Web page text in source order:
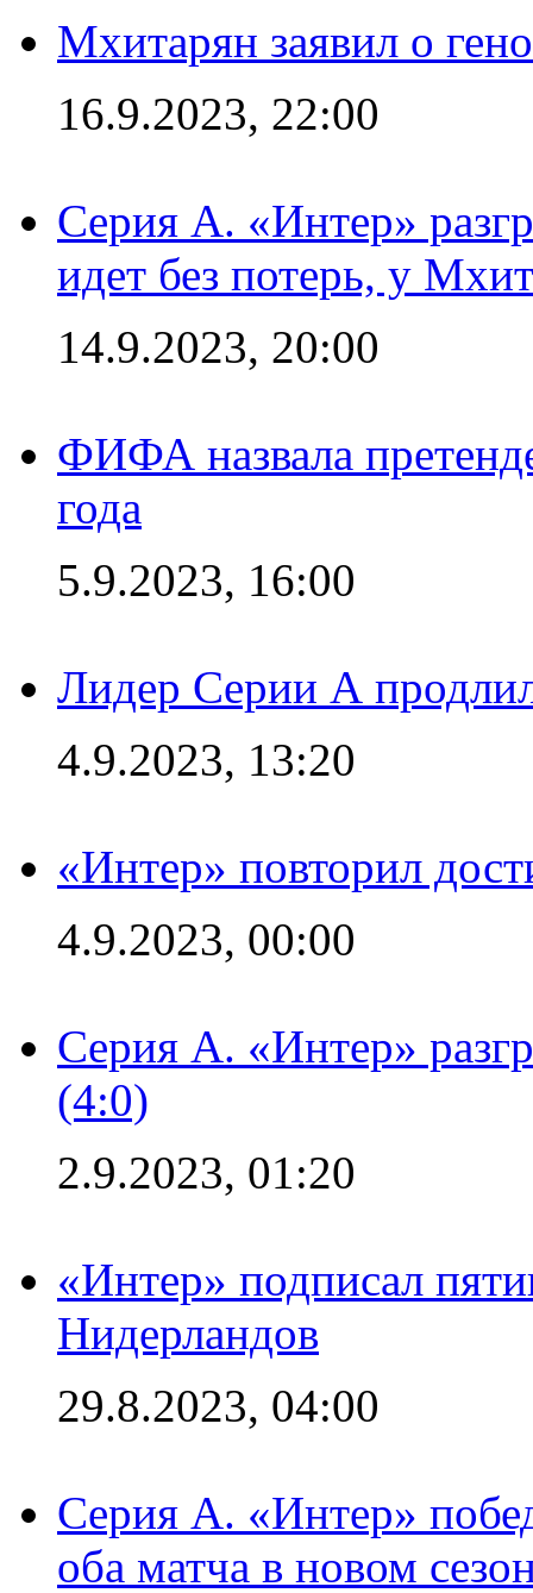
Мхитарян заявил о
16.9.2023, 22:00
Серия А. «Интер»
идет без потерь, у
14.9.2023, 20:00
ФИФА назвала
года
5.9.2023, 16:00
Лидер Серии А
4.9.2023, 13:20
«Интер» повторил
4.9.2023, 00:00
Серия А. «Интер»
(4:0)
2.9.2023, 01:20
«Интер» подписал
Нидерландов
29.8.2023, 04:00
Серия А. «Интер»
оба матча в новом